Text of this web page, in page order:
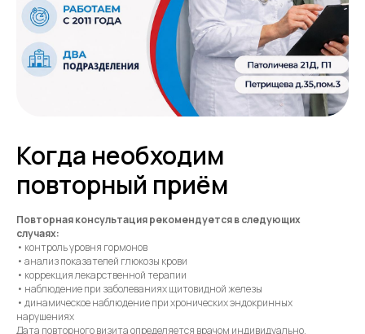
Когда необходим
повторный приём
Повторная консультация рекомендуется в следующих
случаях:
• контроль уровня гормонов
• анализ показателей глюкозы крови
• коррекция лекарственной терапии
• наблюдение при заболеваниях щитовидной железы
• динамическое наблюдение при хронических эндокринных
нарушениях
Дата повторного визита определяется врачом индивидуально.